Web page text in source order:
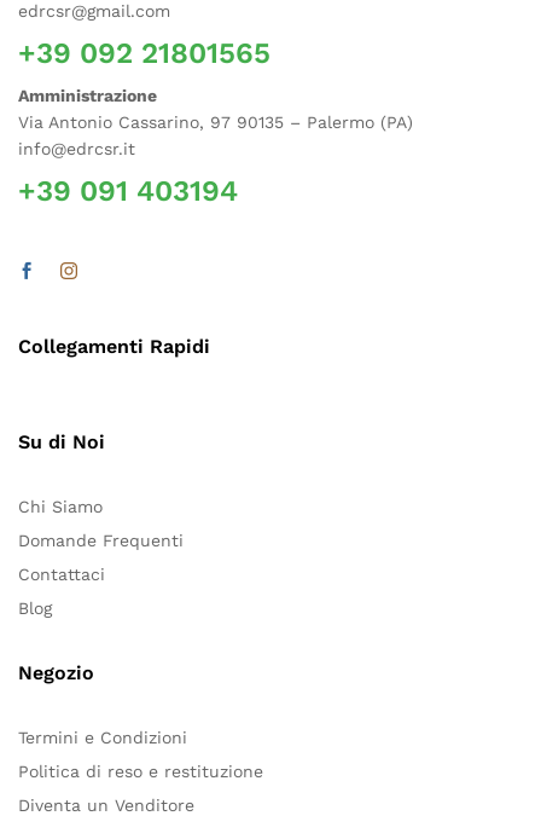
edrcsr@gmail.com
+39 092 21801565
Amministrazione
Via Antonio Cassarino, 97 90135 – Palermo (PA)
info@edrcsr.it
+39 091 403194
Collegamenti Rapidi
Su di Noi
Chi Siamo
Domande Frequenti
Contattaci
Blog
Negozio
Termini e Condizioni
Politica di reso e restituzione
Diventa un Venditore